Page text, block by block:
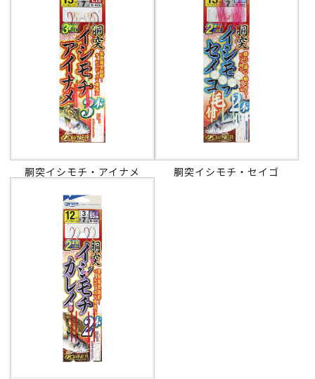
胴突イシモチ・アイナメ 胴突イシモチ・セイゴ